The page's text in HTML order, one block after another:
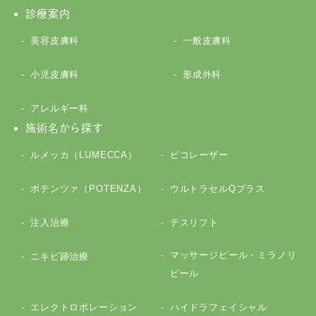
診療案内
美容皮膚科 一般皮膚科
小児皮膚科 形成外科
アレルギー科
施術名から探す
ルメッカ（LUMECCA） ピコレーザー
ポテンツァ（POTENZA） ウルトラセルQプラス
注入治療 テスリフト
ニキビ跡治療
マッサージピール・ミラノリ
ピール
エレクトロポレーション ハイドラフェイシャル